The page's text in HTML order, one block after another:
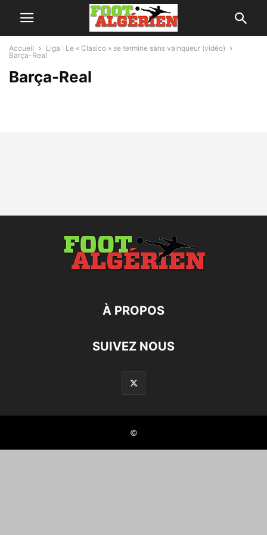
Accueil
Liga : Le « Clasico » se termine sans vainqueur (vidéo)
Barça-Real
Barça-Real
À PROPOS
SUIVEZ NOUS
©